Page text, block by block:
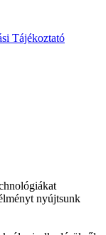
Tájékoztató
nyújtsunk